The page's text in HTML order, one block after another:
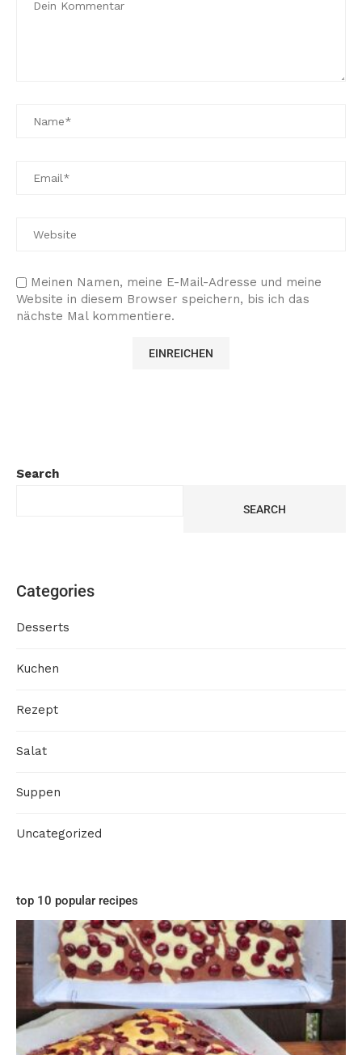
Meinen Namen, meine E-Mail-Adresse und meine
Website in diesem Browser speichern, bis ich das
nächste Mal kommentiere.
Search
SEARCH
Categories
Desserts
Kuchen
Rezept
Salat
Suppen
Uncategorized
top 10 popular recipes